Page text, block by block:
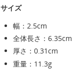
サイズ
幅：2.5cm
全体長さ：6.35cm
厚さ：0.31cm
重量：11.3g